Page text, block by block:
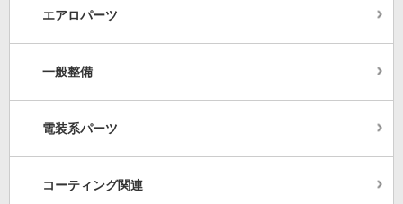
エアロパーツ
一般整備
電装系パーツ
コーティング関連